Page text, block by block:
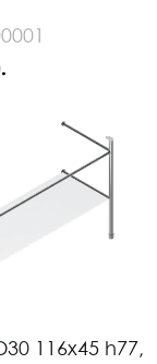
116x45 h77,